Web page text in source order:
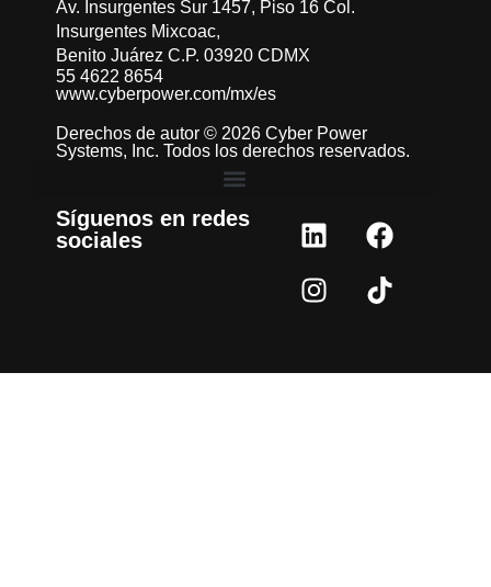
Av. Insurgentes Sur 1457, Piso 16 Col.
Insurgentes Mixcoac,
Benito Juárez C.P. 03920 CDMX
55 4622 8654
www.cyberpower.com/mx/es
Derechos de autor © 2026 Cyber Power
Systems, Inc. Todos los derechos reservados.
Síguenos en redes
sociales